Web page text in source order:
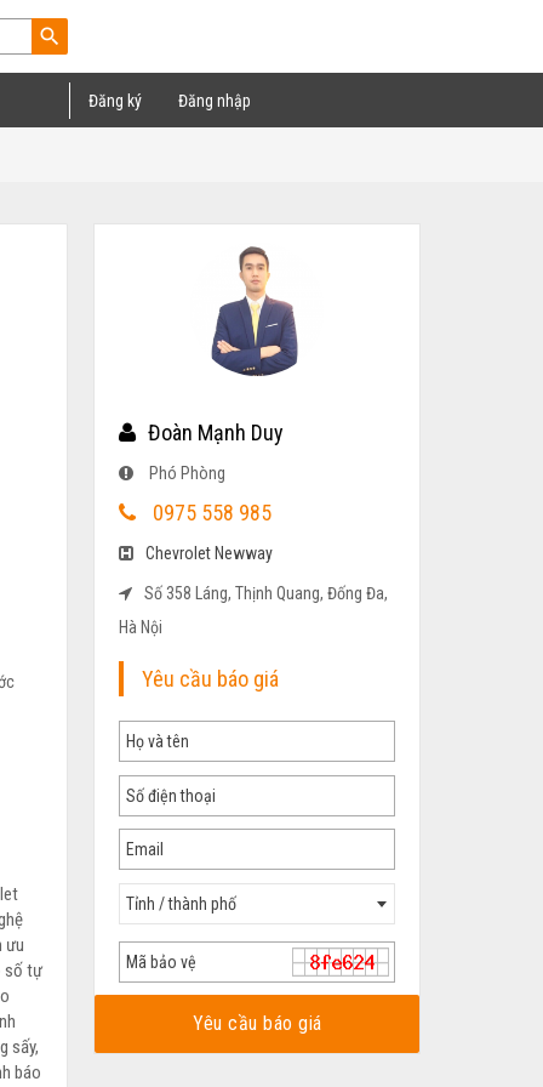
search
Đăng ký Đăng nhập
ưu
số tự
sấy,
báo
Đoàn Mạnh Duy
Phó Phòng
0975 558 985
Chevrolet Newway
Số 358 Láng, Thịnh Quang, Đống Đa,
Hà Nội
Yêu cầu báo giá
Tỉnh / thành phố
Yêu cầu báo giá